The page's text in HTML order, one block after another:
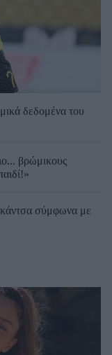
δεδομένα του
βρώμικους
σύμφωνα με